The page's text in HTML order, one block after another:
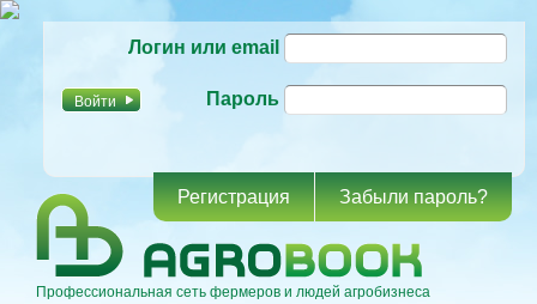
основному
Логин или email
Пароль
Регистрация Забыли пароль?
Профессиональная сеть фермеров и людей агробизнеса